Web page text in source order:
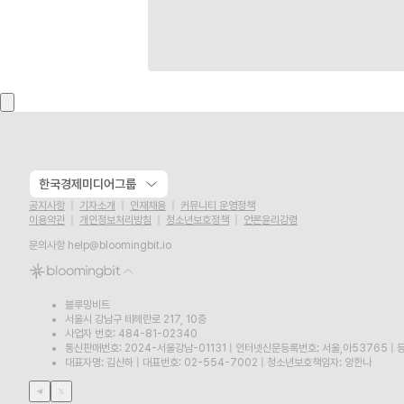
한국경제미디어그룹
공지사항 기자소개 인재채용
커뮤니티 운영정책
이용약관
개인정보처리방침 청소년보호정책
언론윤리강령
문의사항 help@bloomingbit.io
블루밍비트
서울시 강남구 테헤란로 217, 10층
사업자 번호: 484-81-02340
통신판매번호: 2024-서울강남-01131
인터넷신문등록번호: 서울,아53765
대표자명: 김산하
대표번호: 02-554-7002 청소년보호책임자: 양한나